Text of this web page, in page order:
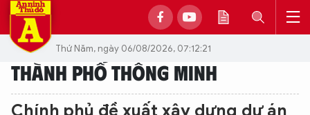
Thứ Năm, ngày 06/08/2026, 07:12:21
THÀNH PHỐ THÔNG MINH
Chính phủ đề xuất xây dựng dự án